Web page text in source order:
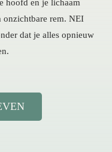
Contact
hoofd en je lichaam
onzichtbare rem. NEI
dat je alles opnieuw